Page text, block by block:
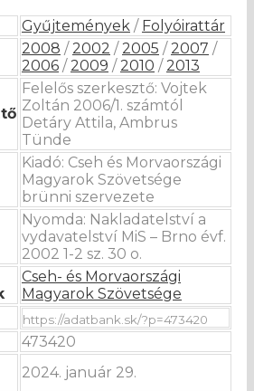
Gyűjtemények / Folyóirattár
2008 / 2002 / 2005 / 2007 /
2006 / 2009 / 2010 / 2013
Felelős szerkesztő: Vojtek
Zoltán 2006/1. számtól
Detáry Attila, Ambrus
Tünde
Kiadó: Cseh és Morvaországi
Magyarok Szövetsége
brünni szervezete
Nyomda: Nakladatelství a
vydavatelství MiS – Brno évf.
2002 1-2 sz. 30 o.
Cseh- és Morvaországi
Magyarok Szövetsége
473420
2024. január 29.